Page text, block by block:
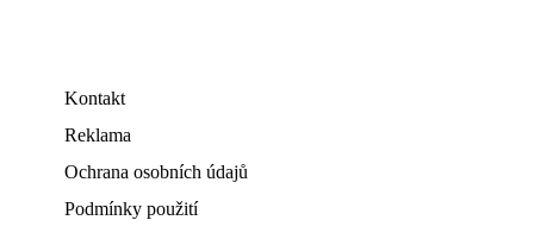
Kontakt
Reklama
Ochrana osobních údajů
Podmínky použití